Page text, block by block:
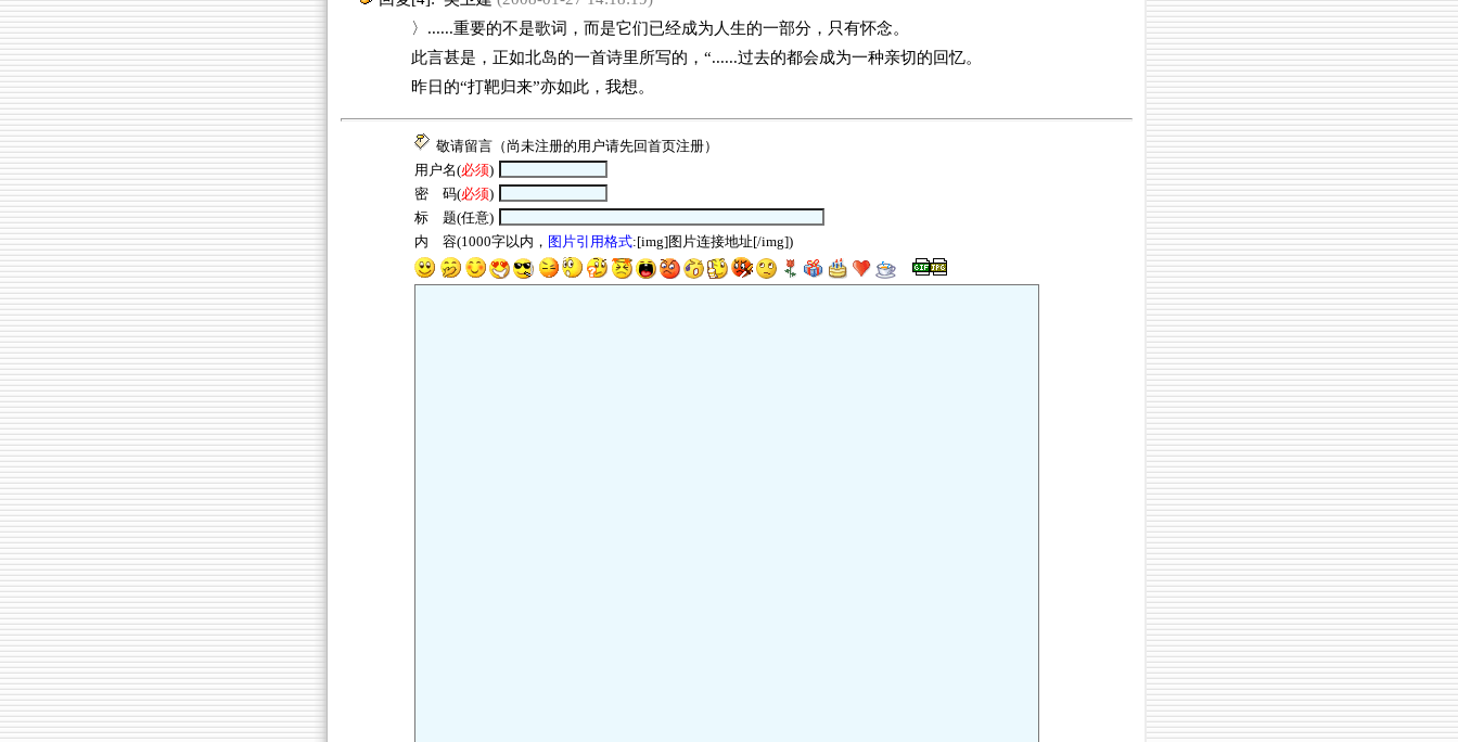
〉......重要的不是歌词，而是它们已经成为人生的一部分，只有怀念。
此言甚是，正如北岛的一首诗里所写的，“......过去的都会成为一种亲切的回忆。
昨日的“打靶归来”亦如此，我想。
敬请留言（尚未注册的用户请先回首页注册）
用户名(必须)
密 码(必须)
标 题(任意)
内 容(1000字以内， 图片引用格式:[img]图片连接地址[/img])